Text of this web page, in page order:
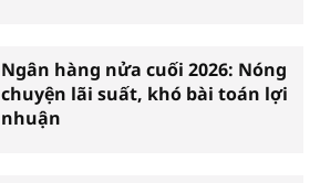
Ngân hàng nửa cuối 2026: Nóng
chuyện lãi suất, khó bài toán lợi
nhuận